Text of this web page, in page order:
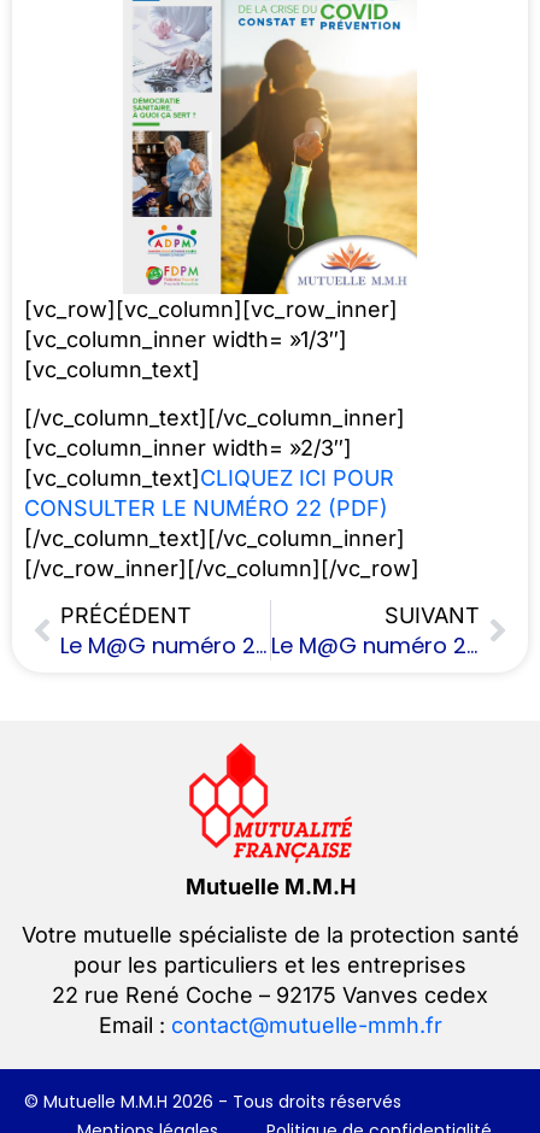
[vc_row][vc_column][vc_row_inner]
[vc_column_inner width= »1/3″]
[vc_column_text]
[/vc_column_text][/vc_column_inner]
[vc_column_inner width= »2/3″]
[vc_column_text]CLIQUEZ ICI POUR
CONSULTER LE NUMÉRO 22 (PDF)
[/vc_column_text][/vc_column_inner]
[/vc_row_inner][/vc_column][/vc_row]
PRÉCÉDENT
Le M@G numéro 21 – Avril 2020
SUIVANT
Le M@G numéro 23 – Avril 2021
Mutuelle M.M.H
Votre mutuelle spécialiste de la protection santé
pour les particuliers et les entreprises
22 rue René Coche – 92175 Vanves cedex
Email : contact@mutuelle-mmh.fr
© Mutuelle M.M.H 2026 - Tous droits réservés